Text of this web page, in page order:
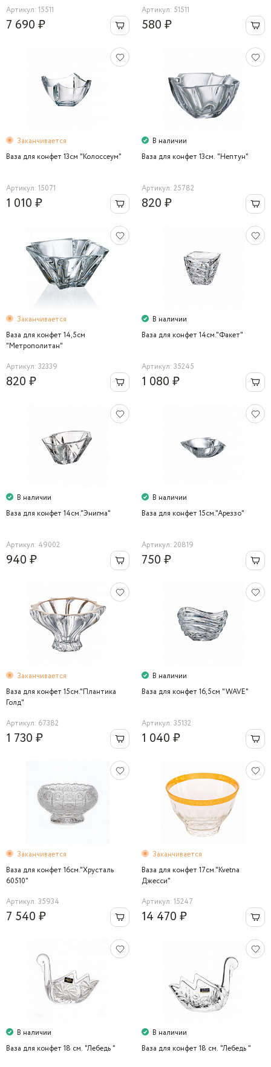
Артикул: 15511
7 690 ₽
Артикул: 51511
580 ₽
Заканчивается
Ваза для конфет 13cм "Колоссеум"
Артикул: 15071
1 010 ₽
В наличии
Ваза для конфет 13cм. "Нептун"
Артикул: 25782
820 ₽
Заканчивается
Ваза для конфет 14,5см
"Метрополитан"
Артикул: 32339
820 ₽
В наличии
Ваза для конфет 14см."Факет"
Артикул: 35245
1 080 ₽
В наличии
Ваза для конфет 14см."Энигма"
Артикул: 49002
940 ₽
В наличии
Ваза для конфет 15см."Ареззо"
Артикул: 20819
750 ₽
Заканчивается
Ваза для конфет 15см."Плантика
Голд"
Артикул: 67382
1 730 ₽
В наличии
Ваза для конфет 16,5см "WAVE"
Артикул: 35132
1 040 ₽
Заканчивается
Ваза для конфет 16см."Хрусталь
60510"
Артикул: 35934
7 540 ₽
Заканчивается
Ваза для конфет 17см."Kvetna
Джесси"
Артикул: 15247
14 470 ₽
В наличии
Ваза для конфет 18 cм. "Лебедь "
В наличии
Ваза для конфет 18 cм. "Лебедь "